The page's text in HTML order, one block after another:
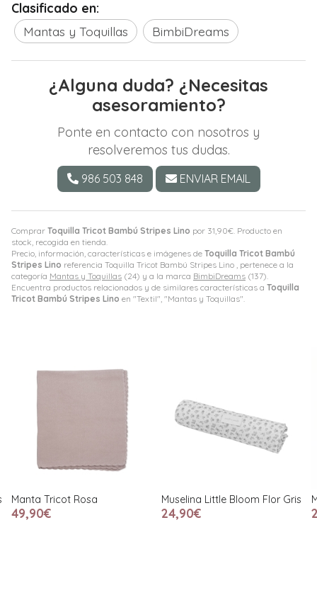
Comprar Toquilla Tricot Bambú Stripes Lino por 31,90€. Producto en
stock, recogida en tienda.
Precio, información, características e imágenes de Toquilla Tricot Bambú
Stripes Lino referencia Toquilla Tricot Bambú Stripes Lino , pertenece a la
categoría Mantas y Toquillas (24) y a la marca BimbiDreams (137).
Encuentra productos relacionados y de similares características a Toquilla
Tricot Bambú Stripes Lino en "Textil", "Mantas y Toquillas".
Clasificado en:
Mantas y Toquillas
BimbiDreams
¿Alguna duda? ¿Necesitas
asesoramiento?
Ponte en contacto con nosotros y
resolveremos tus dudas.
986 503 848 ENVIAR EMAIL
Muselina Little Bloom Flor Gris
24,90€
Muselina Praliné Vichy Moka
21,90€